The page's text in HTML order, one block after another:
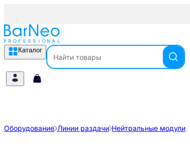
Каталог
Оборудование Линии раздачи Нейтральные модули